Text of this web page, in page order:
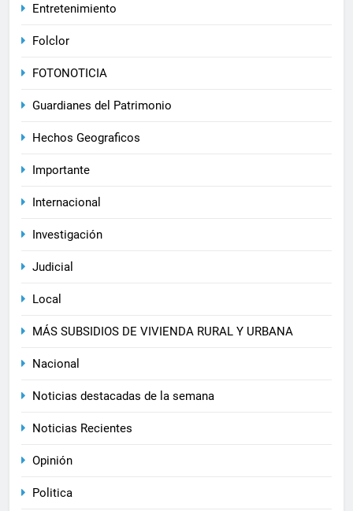
Entretenimiento
Folclor
FOTONOTICIA
Guardianes del Patrimonio
Hechos Geograficos
Importante
Internacional
Investigación
Judicial
Local
MÁS SUBSIDIOS DE VIVIENDA RURAL Y URBANA
Nacional
Noticias destacadas de la semana
Noticias Recientes
Opinión
Politica